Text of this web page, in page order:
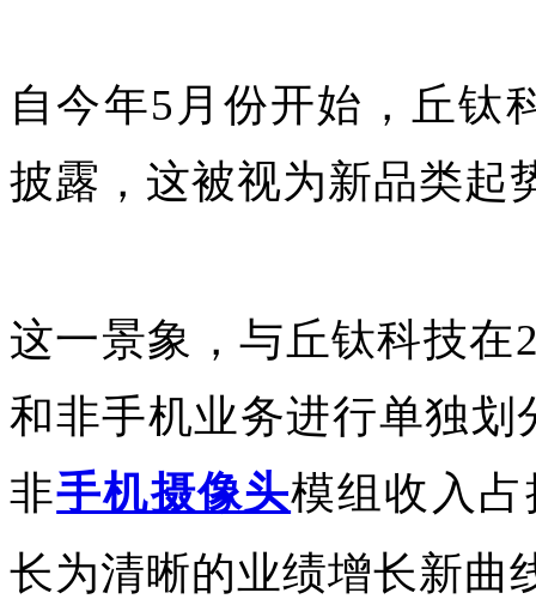
自今年5月份开始，丘钛
披露，这被视为新品类起
这一景象，与丘钛科技在
和非手机业务进行单独
非手机摄像头模组收入
长为清晰的业绩增长新曲